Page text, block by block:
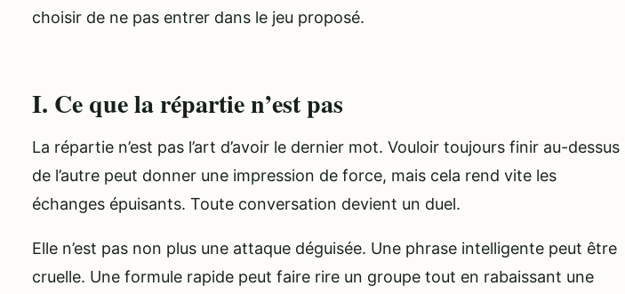
choisir de ne pas entrer dans le jeu proposé.
I. Ce que la répartie n’est pas
La répartie n’est pas l’art d’avoir le dernier mot. Vouloir toujours finir au-dessus
de l’autre peut donner une impression de force, mais cela rend vite les
échanges épuisants. Toute conversation devient un duel.
Elle n’est pas non plus une attaque déguisée. Une phrase intelligente peut être
cruelle. Une formule rapide peut faire rire un groupe tout en rabaissant une